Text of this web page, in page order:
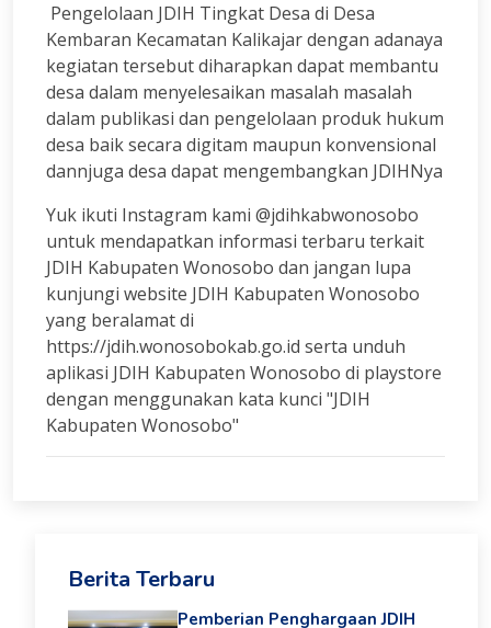
Pengelolaan JDIH Tingkat Desa di Desa
Kembaran Kecamatan Kalikajar dengan adanaya
kegiatan tersebut diharapkan dapat membantu
desa dalam menyelesaikan masalah masalah
dalam publikasi dan pengelolaan produk hukum
desa baik secara digitam maupun konvensional
dannjuga desa dapat mengembangkan JDIHNya
Yuk ikuti Instagram kami @jdihkabwonosobo
untuk mendapatkan informasi terbaru terkait
JDIH Kabupaten Wonosobo dan jangan lupa
kunjungi website JDIH Kabupaten Wonosobo
yang beralamat di
https://jdih.wonosobokab.go.id serta unduh
aplikasi JDIH Kabupaten Wonosobo di playstore
dengan menggunakan kata kunci "JDIH
Kabupaten Wonosobo"
Berita Terbaru
Pemberian Penghargaan JDIH